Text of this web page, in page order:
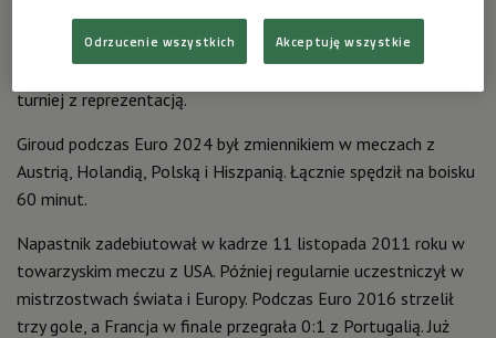
"Nadszedł moment, którego się obawiałem. Czas pożegnać się
z francuską drużyną" - napisał Giroud na Instagramie. Już przed
mistrzostwami Europy zapowiadał, że jest to jego ostatni
turniej z reprezentacją.
Giroud podczas Euro 2024 był zmiennikiem w meczach z
Austrią, Holandią, Polską i Hiszpanią. Łącznie spędził na boisku
60 minut.
Napastnik zadebiutował w kadrze 11 listopada 2011 roku w
towarzyskim meczu z USA. Później regularnie uczestniczył w
mistrzostwach świata i Europy. Podczas Euro 2016 strzelił
trzy gole, a Francja w finale przegrała 0:1 z Portugalią. Już
Odrzucenie wszystkich Akceptuję wszystkie